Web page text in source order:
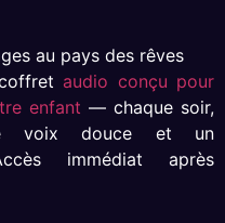
au pays des rêves
audio conçu pour
enfant — chaque soir,
voix douce et un
immédiat après